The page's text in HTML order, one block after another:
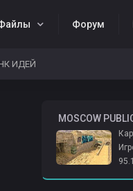
Форум
ИДЕЙ
MOSCOW